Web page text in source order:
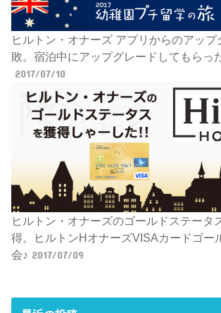
ヒルトン・オナーズ アプリからのアップ
敗。宿泊中にアップグレードしてもらっ
2017/07/10
ヒルトン・オナーズのゴールドステータ
得。ヒルトンHオナーズVISAカードゴー
会♪ 2017/07/09